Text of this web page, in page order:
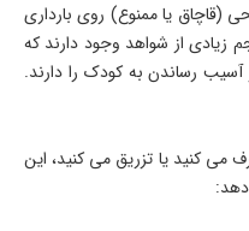
(قاچاق یا ممنوع) روی بارداری
زیادی از شواهد وجود دارند که
رساندن به کودک را دارند.
می کنید یا تزریق می کنید، این